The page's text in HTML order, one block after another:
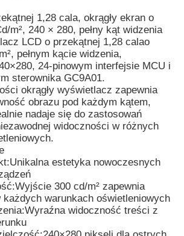
1,28 cala, okrągły ekran o
m², 240 × 280, pełny kąt widzenia
LCD o przekątnej 1,28 calao
pełnym kącie widzenia,
24-pinowym interfejsie MCU i
sterownika GC9A01.
okrągły wyświetlacz zapewnia
obrazu pod każdym kątem,
nadaje się do zastosowań
widoczności w różnych
Unikalna estetyka nowoczesnych
Wyjście 300 cd/m² zapewnia
każdych warunkach oświetleniowych
Wyraźna widoczność treści z